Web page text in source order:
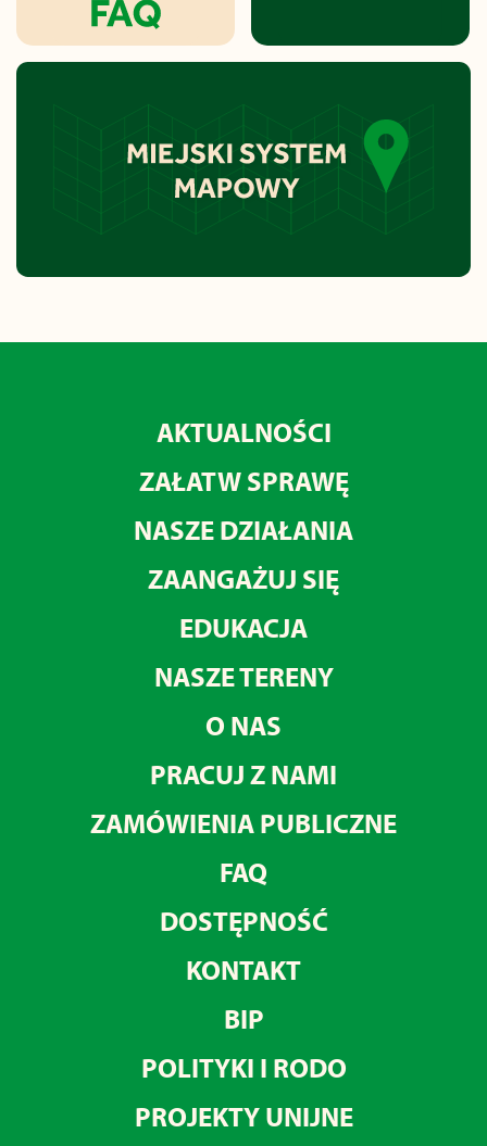
AKTUALNOŚCI
ZAŁATW SPRAWĘ
NASZE DZIAŁANIA
ZAANGAŻUJ SIĘ
EDUKACJA
NASZE TERENY
O NAS
PRACUJ Z NAMI
ZAMÓWIENIA PUBLICZNE
FAQ
DOSTĘPNOŚĆ
KONTAKT
BIP
POLITYKI I RODO
PROJEKTY UNIJNE